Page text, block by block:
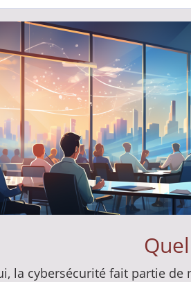
la cybersécurité fait partie